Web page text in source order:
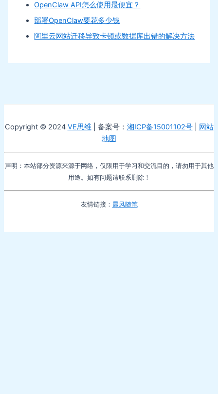
OpenClaw API怎么使用最便宜？
部署OpenClaw要花多少钱
阿里云网站迁移导致卡顿或数据库出错的解决方法
Copyright © 2024 VE思维 | 备案号： 湘ICP备15001102号| 网站
地图
声明：本站部分资源来源于网络，仅限用于学习和交流目的，请勿用于其他
用途。如有问题请联系删除！
友情链接： 晨风随笔